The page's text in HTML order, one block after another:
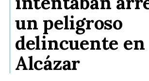
un peligroso
delincuente en
Alcázar